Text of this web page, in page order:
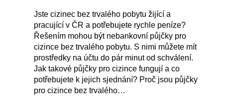
Jste cizinec bez trvalého pobytu žijící a
pracující v ČR a potřebujete rychle peníze?
Řešením mohou být nebankovní půjčky pro
cizince bez trvalého pobytu. S nimi můžete mít
prostředky na účtu do pár minut od schválení.
Jak takové půjčky pro cizince fungují a co
potřebujete k jejich sjednání? Proč jsou půjčky
pro cizince bez trvalého…